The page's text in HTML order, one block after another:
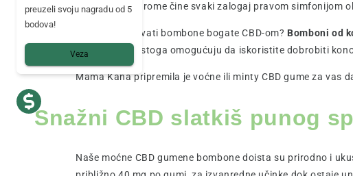
Naše snažne arome čine svaki zalogaj pravom simfonijom
Ali zašto kupovati bombone bogate CBD-om? Bomboni od
bomboni vam stoga omogućuju da iskoristite dobrobiti
Mama Kana pripremila je voćne ili minty CBD gume za vas
Snažni CBD slatkiš punog
Naše moćne CBD gumene bombone doista su prirodno i
preuzeli svoju nagradu od 5
bodova!
Veza